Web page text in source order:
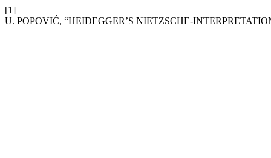
[1]
U. POPOVIĆ, “HEIDEGGER’S NIETZSCHE-